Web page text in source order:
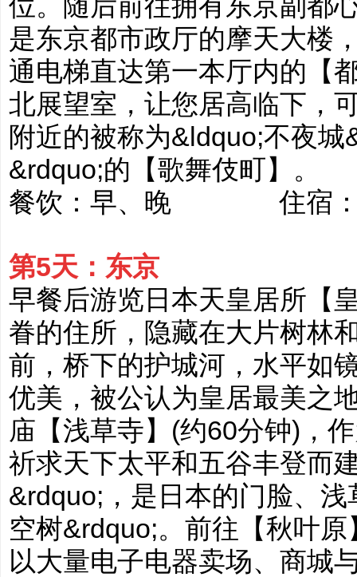
是东京都市政厅的摩天大楼
通电梯直达第一本厅内的【
北展望室，让您居高临下，
附近的被称为&ldquo;不夜
&rdquo;的【歌舞伎町】。
餐饮：早、晚 住宿：四
第5天：东京
早餐后游览日本天皇居所【
眷的住所，隐藏在大片树林
前，桥下的护城河，水平如
优美，被公认为皇居最美之
庙【浅草寺】(约60分钟)，
祈求天下太平和五谷丰登而
&rdquo;，是日本的门脸、
空树&rdquo;。前往【秋叶
以大量电子电器卖场、商城